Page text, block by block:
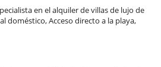
en el alquiler de villas de lujo de
doméstico, Acceso directo a la playa,